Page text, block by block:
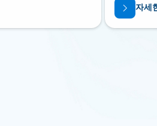
자세